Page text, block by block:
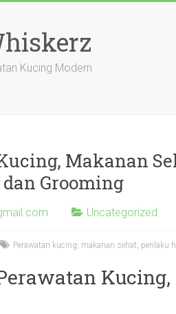
Kucing Modern
Makanan
Grooming
Uncategorized
Perawatan kucing, makanan sehat, perilaku